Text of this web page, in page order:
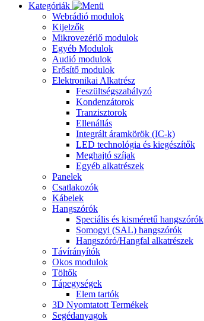
Kategóriák
Webrádió modulok
Kijelzők
Mikrovezérlő modulok
Egyéb Modulok
Audió modulok
Erősítő modulok
Elektronikai Alkatrész
Feszültségszabályzó
Kondenzátorok
Tranzisztorok
Ellenállás
Integrált áramkörök (IC-k)
LED technológia és kiegészítők
Meghajtó szíjak
Egyéb alkatrészek
Panelek
Csatlakozók
Kábelek
Hangszórók
Speciális és kisméretű hangszórók
Somogyi (SAL) hangszórók
Hangszóró/Hangfal alkatrészek
Távírányítók
Okos modulok
Töltők
Tápegységek
Elem tartók
3D Nyomtatott Termékek
Segédanyagok